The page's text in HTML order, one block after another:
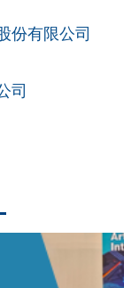
份有限公司
司